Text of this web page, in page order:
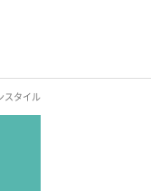
スタイル